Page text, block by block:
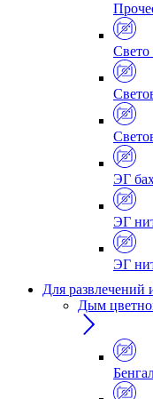
ЭГ
ЭГ
ЭГ
Для развлечений
Дым